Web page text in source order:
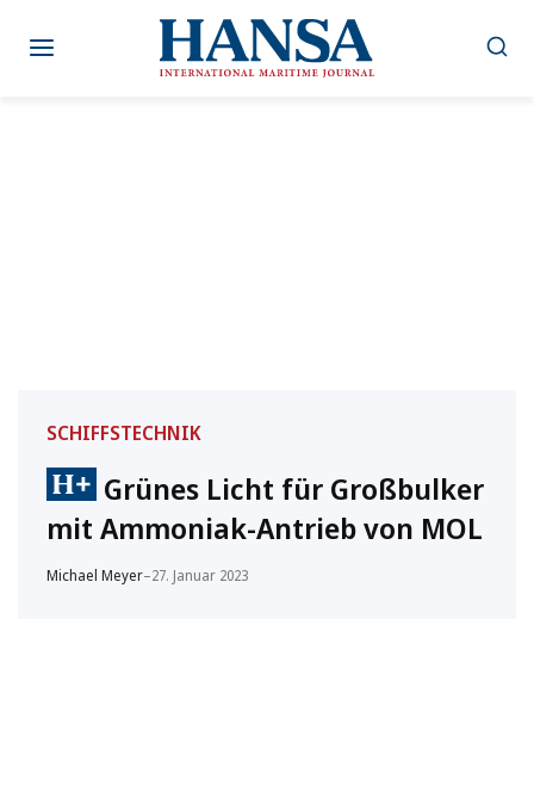
Inhalt
SCHIFFSTECHNIK
Grünes Licht für Großbulker
mit Ammoniak-Antrieb von MOL
Michael Meyer–27. Januar 2023